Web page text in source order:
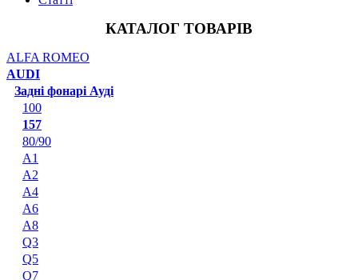
КАТАЛОГ ТОВАРІВ
ALFA ROMEO
AUDI
Задні фонарі Ауді
100
157
80/90
A1
A2
A4
A6
A8
Q3
Q5
Q7